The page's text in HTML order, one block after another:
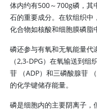
体内约有500～700g磷，其
石的重要成分。在软组织中
化合物如核酸和细胞膜磷脂
磷还参与有氧和无氧能量代
（2,3-DPG）在氧输送到
苷 （ADP）和三磷酸腺苷
的化学键储存能量。
磷是细胞内的主要阴离子，